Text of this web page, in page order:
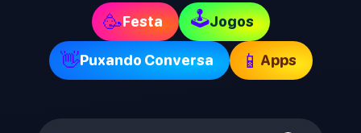
🥳Festa 🕹Jogos
👋Puxando Conversa 📱 Apps